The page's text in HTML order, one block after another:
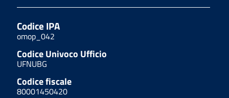
Codice IPA
omop_042
Codice Univoco Ufficio
UFNUBG
Codice fiscale
80001450420